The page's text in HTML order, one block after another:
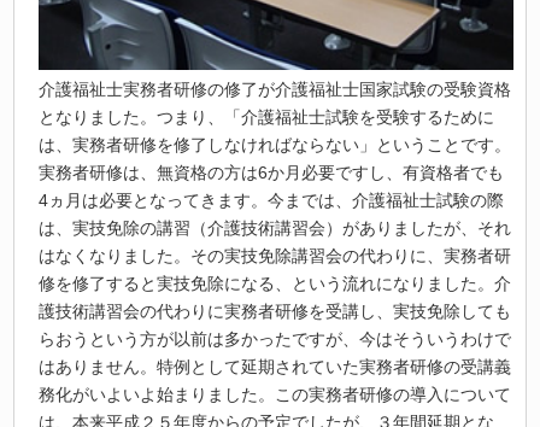
介護福祉士実務者研修の修了が介護福祉士国家試験の受験資格
となりました。つまり、「介護福祉士試験を受験するために
は、実務者研修を修了しなければならない」ということです。
実務者研修は、無資格の方は6か月必要ですし、有資格者でも
4ヵ月は必要となってきます。今までは、介護福祉士試験の際
は、実技免除の講習（介護技術講習会）がありましたが、それ
はなくなりました。その実技免除講習会の代わりに、実務者研
修を修了すると実技免除になる、という流れになりました。介
護技術講習会の代わりに実務者研修を受講し、実技免除しても
らおうという方が以前は多かったですが、今はそういうわけで
はありません。特例として延期されていた実務者研修の受講義
務化がいよいよ始まりました。この実務者研修の導入について
は、本来平成２５年度からの予定でしたが、３年間延期とな